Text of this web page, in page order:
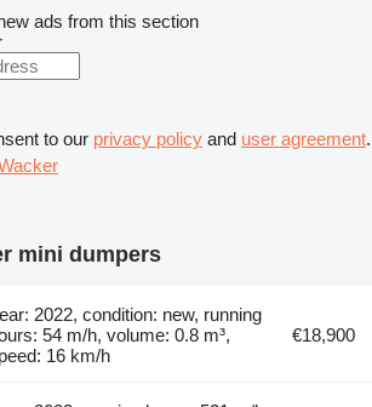
ads from this section
to our privacy policy and user agreement.
mini dumpers
2022, condition: new, running
54 m/h, volume: 0.8 m³,
16 km/h
€18,900